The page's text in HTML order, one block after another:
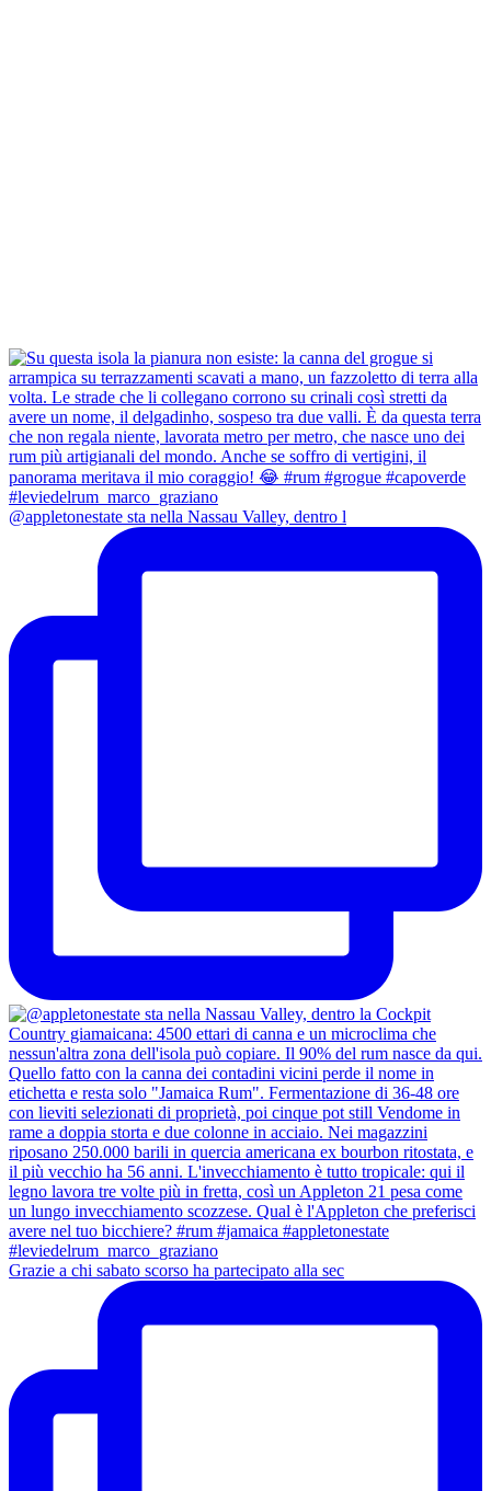
@appletonestate sta nella Nassau Valley, dentro l
Grazie a chi sabato scorso ha partecipato alla sec